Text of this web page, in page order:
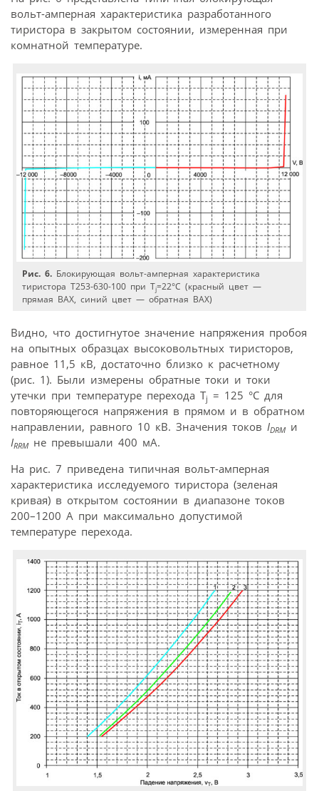
вольт-амперная характеристика разработанного
тиристора в закрытом состоянии, измеренная при
комнатной температуре.
Рис. 6. Блокирующая вольт-амперная характеристика
тиристора Т253-630-100 при Tj=22°С (красный цвет —
прямая ВАХ, синий цвет — обратная ВАХ)
Видно, что достигнутое значение напряжения пробоя
на опытных образцах высоко­вольтных тиристоров,
равное 11,5 кВ, достаточно близко к расчетному
(рис. 1). Были измерены обратные токи и токи
утечки при температуре перехода Tj = 125 °C для
повторяющегося напряжения в прямом и в обратном
направлении, равного 10 кВ. Значения токов IDRMи
IRRMне превышали 400 мА.
На рис. 7 приведена типичная вольт-амперная
характеристика исследуемого тиристора (зеленая
кривая) в открытом состоянии в диапазоне токов
200–1200 А при максимально допустимой
температуре перехода.